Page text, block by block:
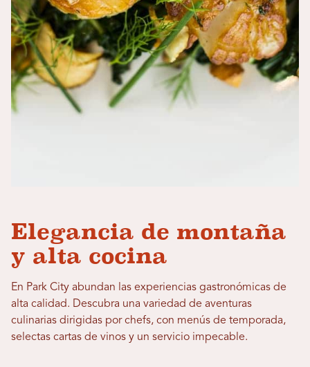
Elegancia de montaña
y alta cocina
En Park City abundan las experiencias gastronómicas de
alta calidad. Descubra una variedad de aventuras
culinarias dirigidas por chefs, con menús de temporada,
selectas cartas de vinos y un servicio impecable.